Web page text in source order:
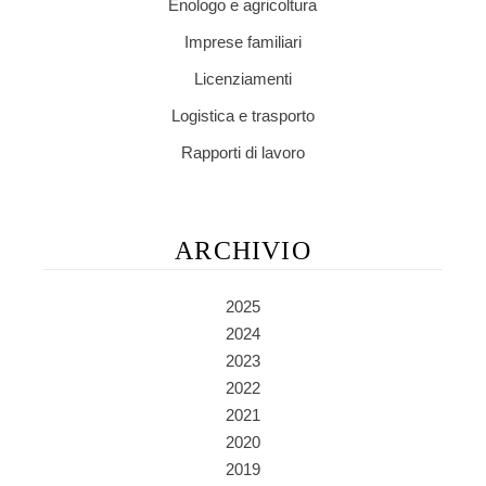
Enologo e agricoltura
Imprese familiari
Licenziamenti
Logistica e trasporto
Rapporti di lavoro
ARCHIVIO
2025
2024
2023
2022
2021
2020
2019